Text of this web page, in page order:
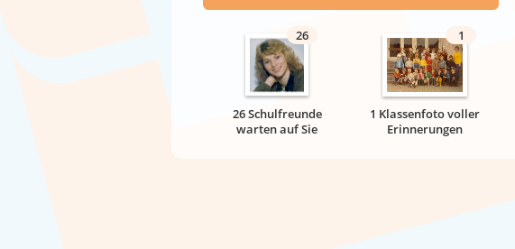
26
26 Schulfreunde
warten auf Sie
1
1 Klassenfoto voller
Erinnerungen